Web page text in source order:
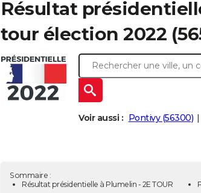
Résultat
tour élection 2022
Voir aussi : Pontivy (56300)
Sommaire :
Résultat présidentielle à Plumelin - 2E TOUR